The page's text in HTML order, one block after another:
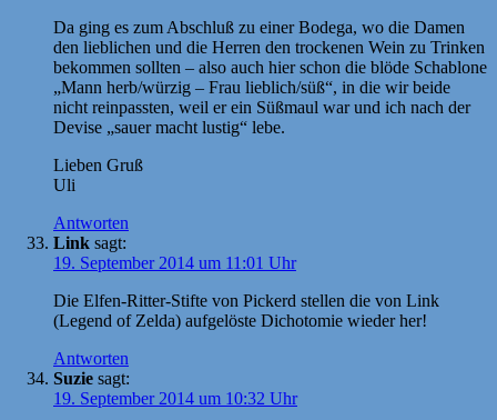
Da ging es zum Abschluß zu einer Bodega, wo die Damen
den lieblichen und die Herren den trockenen Wein zu Trinken
bekommen sollten – also auch hier schon die blöde Schablone
„Mann herb/würzig – Frau lieblich/süß“, in die wir beide
nicht reinpassten, weil er ein Süßmaul war und ich nach der
Devise „sauer macht lustig“ lebe.
Lieben Gruß
Uli
Antworten
Link sagt:
19. September 2014 um 11:01 Uhr
Die Elfen-Ritter-Stifte von Pickerd stellen die von Link
(Legend of Zelda) aufgelöste Dichotomie wieder her!
Antworten
Suzie sagt:
19. September 2014 um 10:32 Uhr